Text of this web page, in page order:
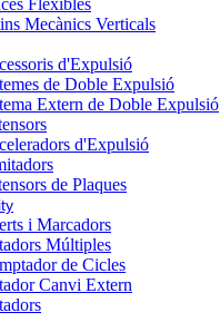
Flexibles
Mecànics Verticals
d'Expulsió
de Doble Expulsió
Extern de Doble Expulsió
d'Expulsió
de Plaques
i Marcadors
Múltiples
de Cicles
Canvi Extern